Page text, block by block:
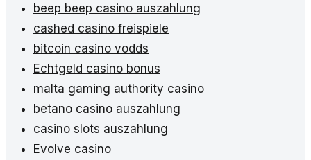
beep beep casino auszahlung
cashed casino freispiele
bitcoin casino vodds
Echtgeld casino bonus
malta gaming authority casino
betano casino auszahlung
casino slots auszahlung
Evolve casino